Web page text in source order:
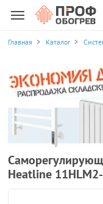
Главная Каталог
Heatline